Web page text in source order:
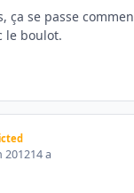
ça se passe
le boulot.
201214 a